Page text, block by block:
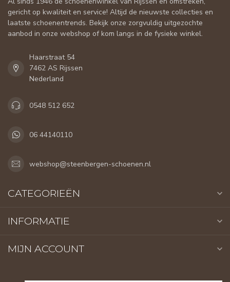
gericht op kwaliteit en service! Altijd de nieuwste collecties en
laatste schoenentrends. Bekijk onze zorgvuldig uitgezochte
aanbod in onze webshop of kom langs in de fysieke winkel.
Haarstraat 54
7462 AS Rijssen
Nederland
0548 512 652
06 44140110
webshop@steenbergen-schoenen.nl
CATEGORIEËN
INFORMATIE
MIJN ACCOUNT